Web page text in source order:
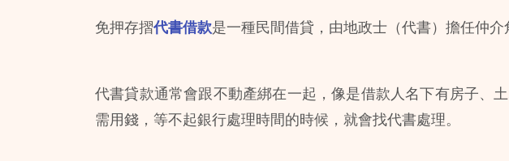
免押存摺代書借款是一種民間借貸，由地政士（代書）擔任仲
代書貸款通常會跟不動產綁在一起，像是借款人名下有房子、
需用錢，等不起銀行處理時間的時候，就會找代書處理。